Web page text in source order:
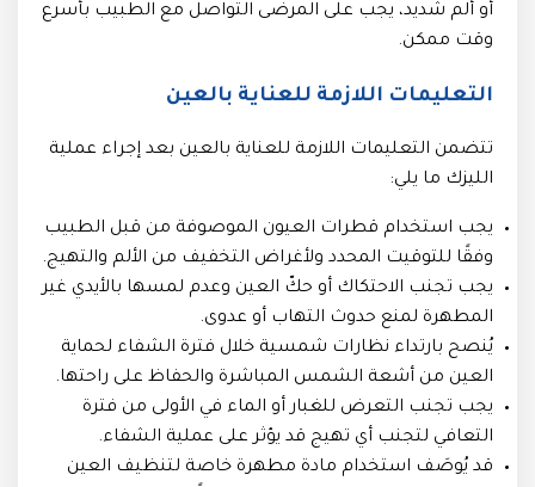
أو ألم شديد، يجب على المرضى التواصل مع الطبيب بأسرع
وقت ممكن.
التعليمات اللازمة للعناية بالعين
تتضمن التعليمات اللازمة للعناية بالعين بعد إجراء عملية
الليزك ما يلي:
يجب استخدام قطرات العيون الموصوفة من قبل الطبيب
وفقًا للتوقيت المحدد ولأغراض التخفيف من الألم والتهيج.
يجب تجنب الاحتكاك أو حكّ العين وعدم لمسها بالأيدي غير
المطهرة لمنع حدوث التهاب أو عدوى.
يُنصح بارتداء نظارات شمسية خلال فترة الشفاء لحماية
العين من أشعة الشمس المباشرة والحفاظ على راحتها.
يجب تجنب التعرض للغبار أو الماء في الأولى من فترة
التعافي لتجنب أي تهيج قد يؤثر على عملية الشفاء.
قد يُوصَف استخدام مادة مطهرة خاصة لتنظيف العين